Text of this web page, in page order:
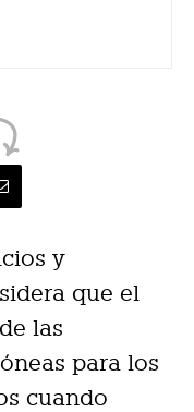
y
que el
las
para los
cuando